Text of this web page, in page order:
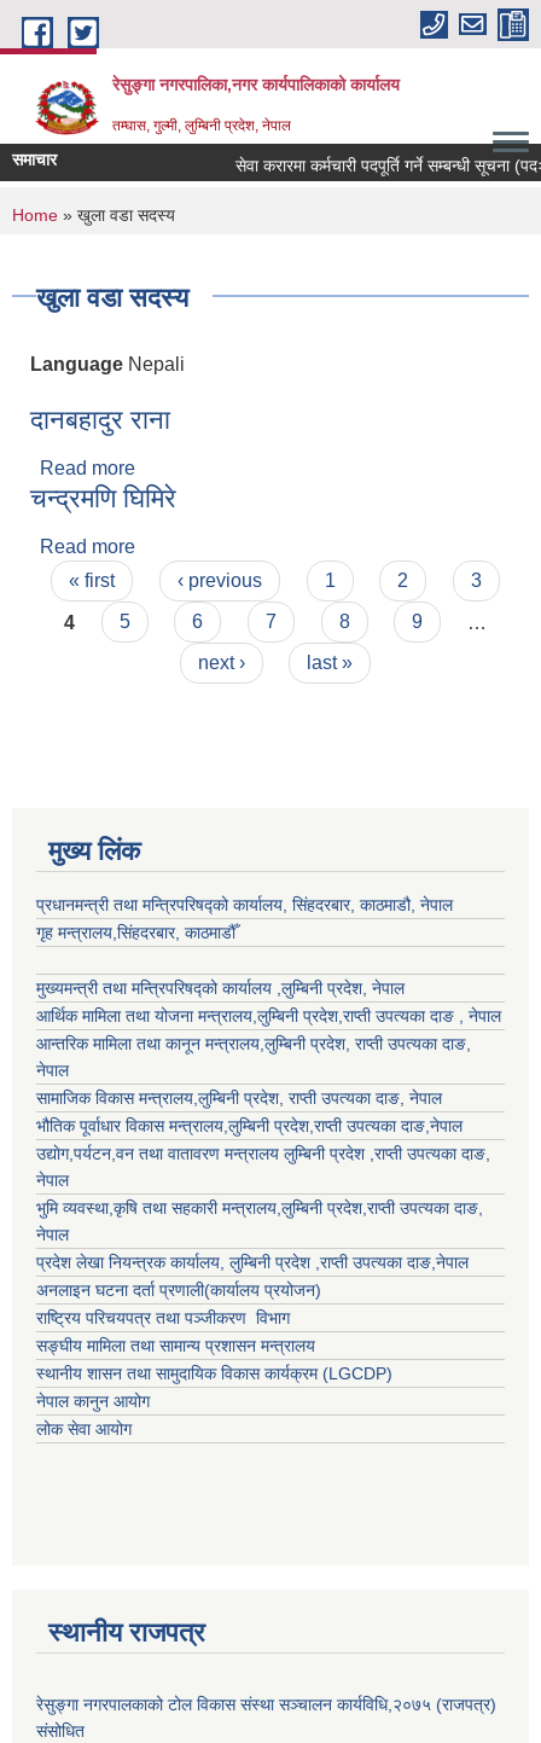
Skip to main content
रेसुङ्गा नगरपालिका,नगर कार्यपालिकाको कार्यालय
तम्घास, गुल्मी, लुम्बिनी प्रदेश, नेपाल
समाचार सेवा करारमा कर्मचारी पदपूर्ति गर्ने सम्बन्धी सूचना (पदः
You are here
Home » खुला वडा सदस्य
खुला वडा सदस्य
Language Nepali
दानबहादुर राना
Read more
चन्द्रमणि घिमिरे
Read more
Pages
« first ‹ previous 1 2
3
4
5 6 7 8 9
next ›
last »
मुख्य लिंक
प्रधानमन्त्री तथा मन्त्रिपरिषद्को कार्यालय, सिंहदरबार, काठमाडौ, नेपाल
गृह मन्त्रालय,सिंहदरबार, काठमाडौँ
मुख्यमन्त्री तथा मन्त्रिपरिषद्को कार्यालय ,लुम्बिनी प्रदेश, नेपाल
आर्थिक मामिला तथा योजना मन्त्रालय,लुम्बिनी प्रदेश,राप्ती उपत्यका दाङ , नेपाल
आन्तरिक मामिला तथा कानून मन्त्रालय,लुम्बिनी प्रदेश, राप्ती उपत्यका दाङ,
नेपाल
सामाजिक विकास मन्त्रालय,लुम्बिनी प्रदेश, राप्ती उपत्यका दाङ, नेपाल
भौतिक पूर्वाधार विकास मन्त्रालय,लुम्बिनी प्रदेश,राप्ती उपत्यका दाङ,नेपाल
उद्याेग,पर्यटन,वन तथा वातावरण मन्त्रालय लुम्बिनी प्रदेश ,राप्ती उपत्यका दाङ,
नेपाल
भुमि व्यवस्था,कृषि तथा सहकारी मन्त्रालय,लुम्बिनी प्रदेश,राप्ती उपत्यका दाङ,
नेपाल
प्रदेश लेखा नियन्त्रक कार्यालय, लुम्बिनी प्रदेश ,राप्ती उपत्यका दाङ,नेपाल
अनलाइन घटना दर्ता प्रणाली(कार्यालय प्रयोजन)
राष्ट्रिय परिचयपत्र तथा पञ्जीकरण विभाग
सङ्घीय मामिला तथा सामान्य प्रशासन मन्त्रालय
स्थानीय शासन तथा सामुदायिक विकास कार्यक्रम (LGCDP)
नेपाल कानुन आयोग
लोक सेवा आयोग
स्थानीय राजपत्र
रेसुङ्गा नगरपालकाको टोल विकास संस्था सञ्चालन कार्यविधि,२०७५ (राजपत्र)
संसोधित